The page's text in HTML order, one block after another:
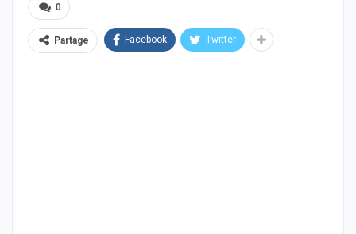
0
Partage Facebook Twitter